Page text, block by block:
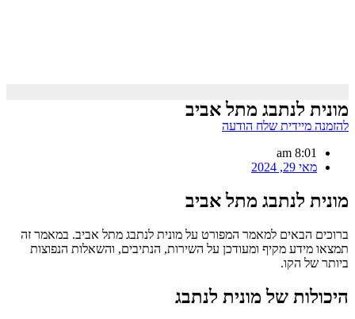
מונית לנתבג מתל אביב
להזמנה מיידית שלח הודעה
8:01 am
מאי 29, 2024
מונית לנתבג מתל אביב
ברוכים הבאים למאמר המפורט על מונית לנתבג מתל אביב. במאמר זה
תמצאו מידע מקיף ומעודכן על השירות, הנתיבים, והשאלות הנפוצות
ביותר של הקו.
היכולות של מונית לנתבג